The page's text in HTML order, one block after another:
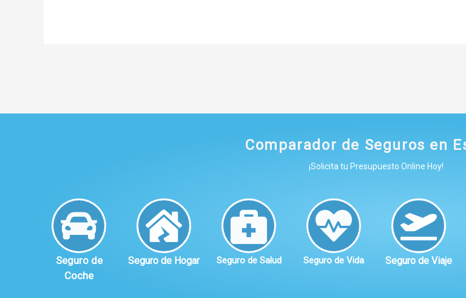
Comparador de Seguros en
¡Solicita tu Presupuesto Online Hoy!
Seguro de
Coche
Seguro de Hogar Seguro de Salud Seguro de Vida Seguro de Viaje